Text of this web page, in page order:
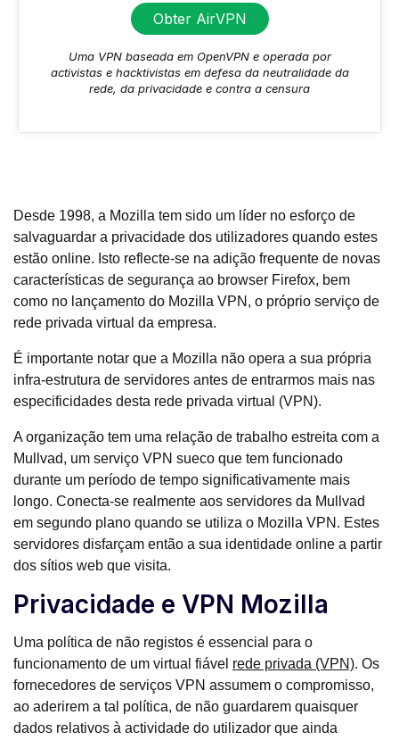
Obter AirVPN
Uma VPN baseada em OpenVPN e operada por
activistas e hacktivistas em defesa da neutralidade da
rede, da privacidade e contra a censura
Desde 1998, a Mozilla tem sido um líder no esforço de
salvaguardar a privacidade dos utilizadores quando estes
estão online. Isto reflecte-se na adição frequente de novas
características de segurança ao browser Firefox, bem
como no lançamento do Mozilla VPN, o próprio serviço de
rede privada virtual da empresa.
É importante notar que a Mozilla não opera a sua própria
infra-estrutura de servidores antes de entrarmos mais nas
especificidades desta rede privada virtual (VPN).
A organização tem uma relação de trabalho estreita com a
Mullvad, um serviço VPN sueco que tem funcionado
durante um período de tempo significativamente mais
longo. Conecta-se realmente aos servidores da Mullvad
em segundo plano quando se utiliza o Mozilla VPN. Estes
servidores disfarçam então a sua identidade online a partir
dos sítios web que visita.
Privacidade e VPN Mozilla
Uma política de não registos é essencial para o
funcionamento de um virtual fiável rede privada (VPN). Os
fornecedores de serviços VPN assumem o compromisso,
ao aderirem a tal política, de não guardarem quaisquer
dados relativos à actividade do utilizador que ainda